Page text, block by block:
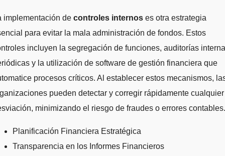
implementación de controles internos es otra estrategia
para evitar la mala administración de fondos. Estos
incluyen la segregación de funciones, auditorías
y la utilización de software de gestión financiera que
procesos críticos. Al establecer estos mecanismos,
pueden detectar y corregir rápidamente cualquier
minimizando el riesgo de fraudes o errores contables.
Planificación Financiera Estratégica
Transparencia en los Informes Financieros